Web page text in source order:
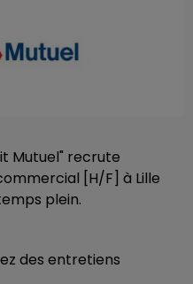
Mutuel" recrute
[H/F] à Lille
plein.
des entretiens